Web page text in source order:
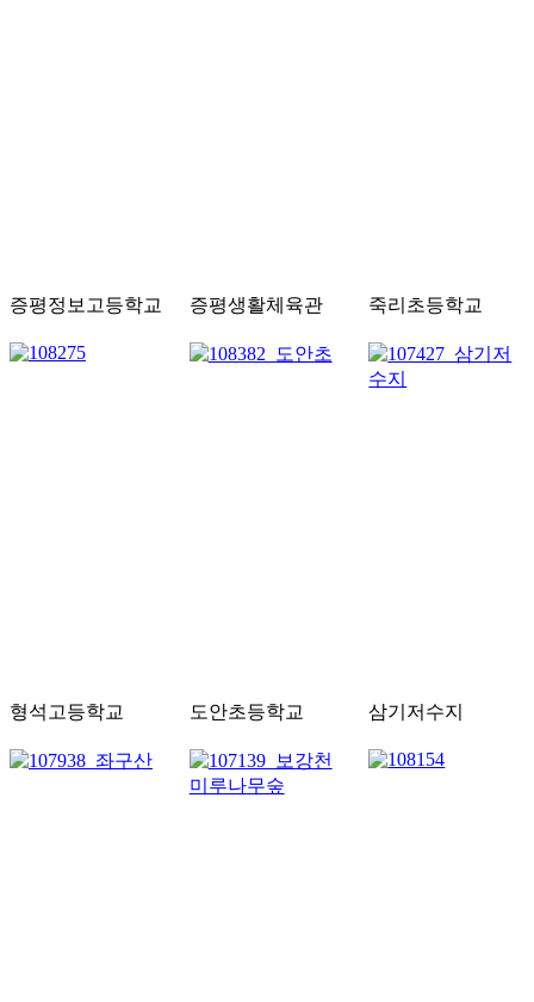
증평정보고등학교 증평생활체육관 죽리초등학교
형석고등학교 도안초등학교 삼기저수지